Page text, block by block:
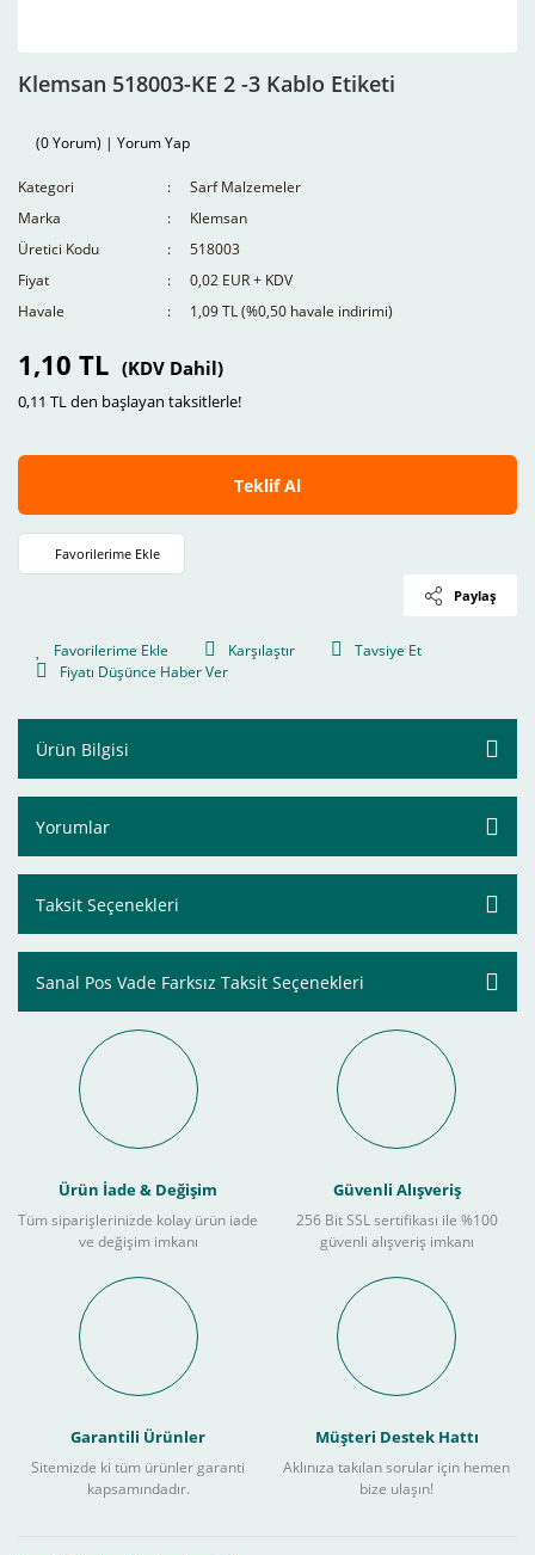
Klemsan 518003-KE 2 -3 Kablo Etiketi
(0 Yorum) | Yorum Yap
Kategori
Sarf Malzemeler
Marka
Klemsan
Üretici Kodu
518003
Fiyat
0,02 EUR + KDV
Havale
1,09 TL (%0,50 havale indirimi)
1,10 TL (KDV Dahil)
0,11 TL den başlayan taksitlerle!
Teklif Al
Paylaş
Karşılaştır
Tavsiye Et
Fiyatı Düşünce Haber Ver
Ürün Bilgisi
Yorumlar
Taksit Seçenekleri
Sanal Pos Vade Farksız Taksit Seçenekleri
Ürün İade & Değişim
Tüm siparişlerinizde kolay ürün iade
ve değişim imkanı
Güvenli Alışveriş
256 Bit SSL sertifikası ile %100
güvenli alışveriş imkanı
Garantili Ürünler
Sitemizde ki tüm ürünler garanti
kapsamındadır.
Müşteri Destek Hattı
Aklınıza takılan sorular için hemen
bize ulaşın!